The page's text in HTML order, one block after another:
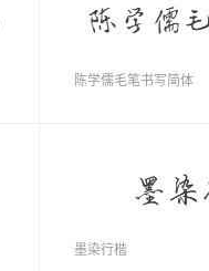
陈学儒毛笔书写简体
墨染行楷